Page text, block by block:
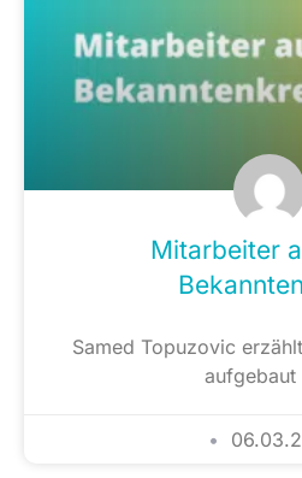
Mitarbeiter
Samed Topuzovic
aufgebaut